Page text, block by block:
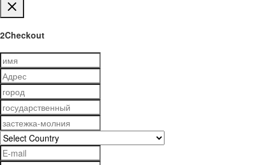
2Checkout